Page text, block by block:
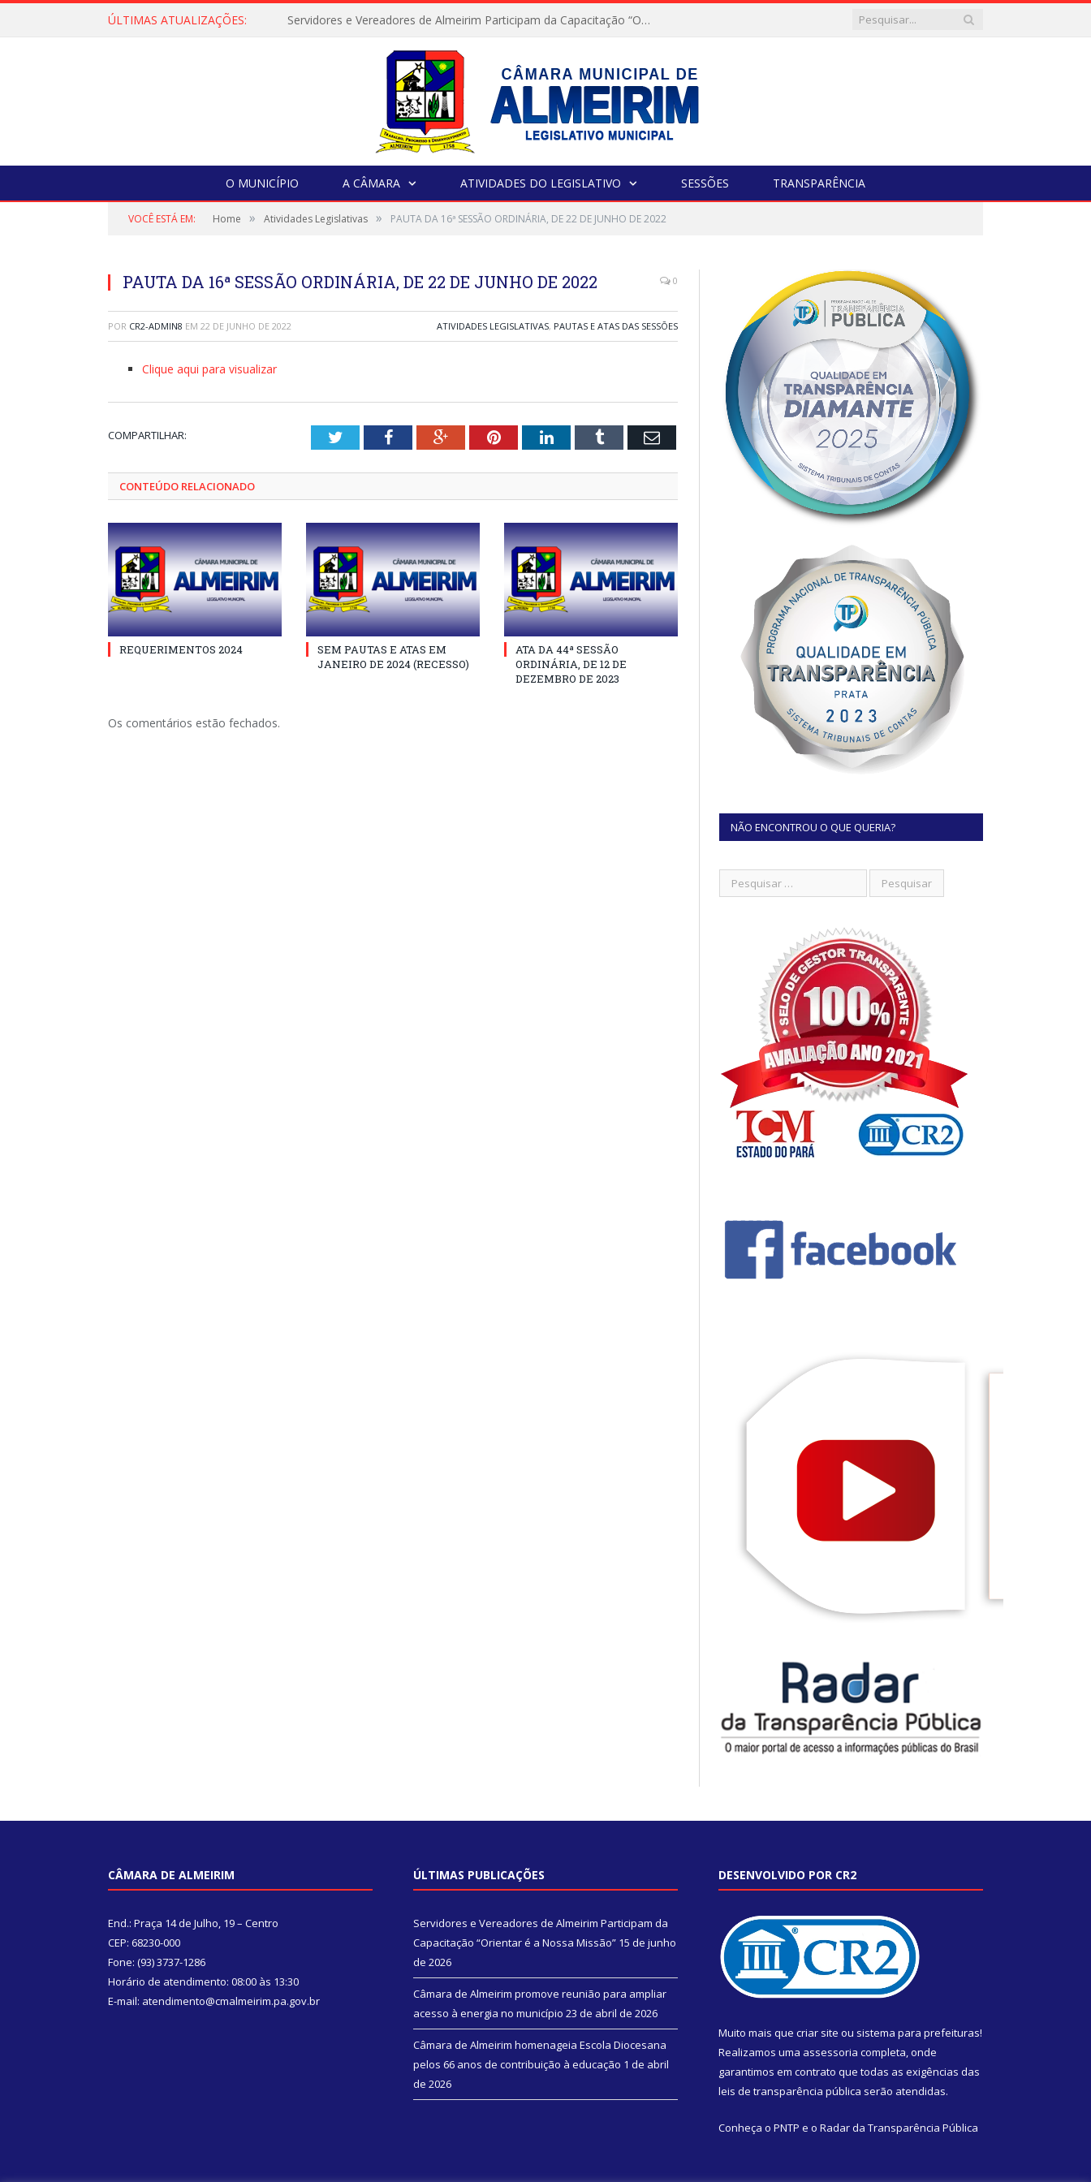
ÚLTIMAS ATUALIZAÇÕES: Servidores e Vereadores de Almeirim Participam da Capacitação “Orientar é a Nossa Missão”
O MUNICÍPIO A CÂMARA ATIVIDADES DO LEGISLATIVO SESSÕES TRANSPARÊNCIA
VOCÊ ESTÁ EM: Home » Atividades Legislativas » PAUTA DA 16ª SESSÃO ORDINÁRIA, DE 22 DE JUNHO DE 2022
PAUTA DA 16ª SESSÃO ORDINÁRIA, DE 22 DE JUNHO DE 2022 0
POR CR2-ADMIN8 EM 22 DE JUNHO DE 2022 ATIVIDADES LEGISLATIVAS, PAUTAS E ATAS DAS SESSÕES
Clique aqui para visualizar
COMPARTILHAR: TwitterFacebookGoogle+PinterestLinkedInTumblr Email
CONTEÚDO RELACIONADO
REQUERIMENTOS 2024
SEM PAUTAS E ATAS EM
JANEIRO DE 2024 (RECESSO)
ATA DA 44ª SESSÃO
ORDINÁRIA, DE 12 DE
DEZEMBRO DE 2023
Os comentários estão fechados.
NÃO ENCONTROU O QUE QUERIA?
CÂMARA DE ALMEIRIM
End.: Praça 14 de Julho, 19 – Centro
CEP: 68230-000
Fone: (93) 3737-1286
Horário de atendimento: 08:00 às 13:30
E-mail: atendimento@cmalmeirim.pa.gov.br
ÚLTIMAS PUBLICAÇÕES
Servidores e Vereadores de Almeirim Participam da
Capacitação “Orientar é a Nossa Missão” 15 de junho
de 2026
Câmara de Almeirim promove reunião para ampliar
acesso à energia no município 23 de abril de 2026
Câmara de Almeirim homenageia Escola Diocesana
pelos 66 anos de contribuição à educação 1 de abril
de 2026
DESENVOLVIDO POR CR2
Muito mais que criar site ou sistema para prefeituras!
Realizamos uma assessoria completa, onde
garantimos em contrato que todas as exigências das
leis de transparência pública serão atendidas.
Conheça o PNTP e o Radar da Transparência Pública